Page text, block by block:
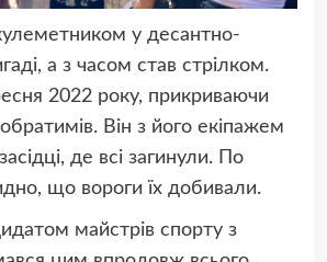
у десантно-
а з часом став стрілком.
2022 року, прикриваючи
Він з його екіпажем
де всі загинули. По
що вороги їх добивали.
майстрів спорту з